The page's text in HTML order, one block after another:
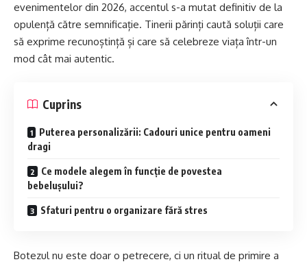
evenimentelor din 2026, accentul s-a mutat definitiv de la
opulență către semnificație. Tinerii părinți caută soluții care
să exprime recunoștință și care să celebreze viața într-un
mod cât mai autentic.
Cuprins
Puterea personalizării: Cadouri unice pentru oameni
dragi
Ce modele alegem în funcție de povestea
bebelușului?
Sfaturi pentru o organizare fără stres
Botezul nu este doar o petrecere, ci un ritual de primire a